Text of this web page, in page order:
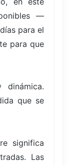
—
para el
para que
que se
significa
Las